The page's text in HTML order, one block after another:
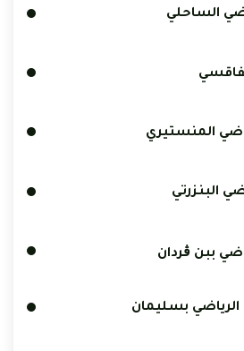
الساحلي
المنستيري
البنزرتي
ببن ڨردان
بسليمان